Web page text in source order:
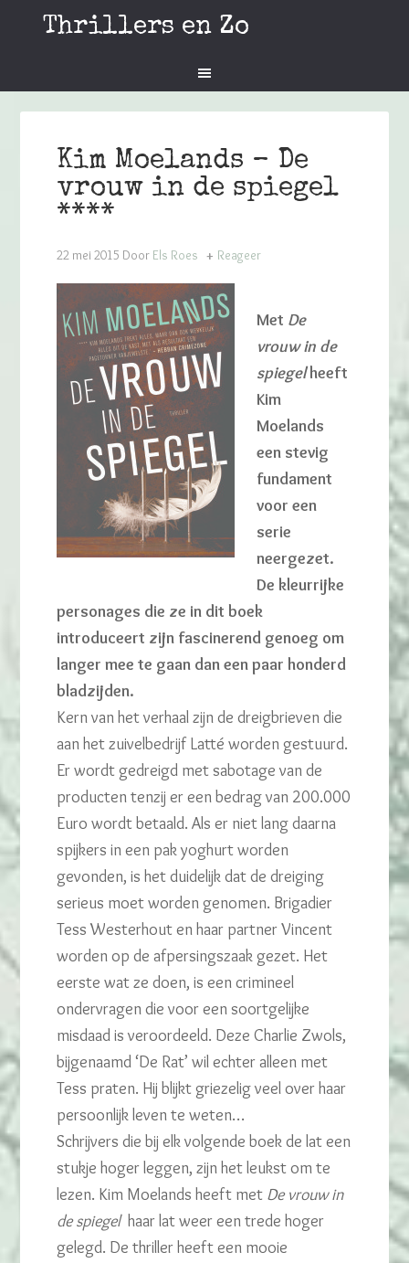
Thrillers en Zo
Kim Moelands – De
vrouw in de spiegel
****
22 mei 2015 Door Els Roes Reageer
Met De
vrouw in de
spiegelheeft
Kim
Moelands
een stevig
fundament
voor een
serie
neergezet.
De kleurrijke
personages die ze in dit boek
introduceert zijn fascinerend genoeg om
langer mee te gaan dan een paar honderd
bladzijden.
Kern van het verhaal zijn de dreigbrieven die
aan het zuivelbedrijf Latté worden gestuurd.
Er wordt gedreigd met sabotage van de
producten tenzij er een bedrag van 200.000
Euro wordt betaald. Als er niet lang daarna
spijkers in een pak yoghurt worden
gevonden, is het duidelijk dat de dreiging
serieus moet worden genomen. Brigadier
Tess Westerhout en haar partner Vincent
worden op de afpersingszaak gezet. Het
eerste wat ze doen, is een crimineel
ondervragen die voor een soortgelijke
misdaad is veroordeeld. Deze Charlie Zwols,
bijgenaamd ‘De Rat’ wil echter alleen met
Tess praten. Hij blijkt griezelig veel over haar
persoonlijk leven te weten…
Schrijvers die bij elk volgende boek de lat een
stukje hoger leggen, zijn het leukst om te
lezen. Kim Moelands heeft met De vrouw in
de spiegelhaar lat weer een trede hoger
gelegd. De thriller heeft een mooie